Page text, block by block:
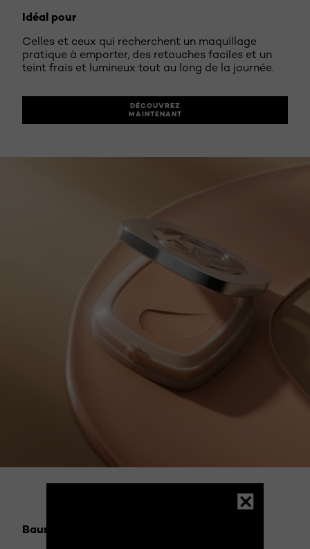
Idéal pour
Celles et ceux qui recherchent un maquillage
pratique à emporter, des retouches faciles et un
teint frais et lumineux tout au long de la journée.
DÉCOUVREZ
MAINTENANT
Baume teinté